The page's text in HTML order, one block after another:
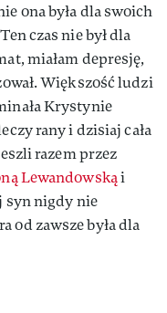
ona była dla swoich
czas nie był dla
miałam depresję,
Większość ludzi
Krystynie
rany i dzisiaj cała
razem przez
Lewandowskąi
syn nigdy nie
od zawsze była dla